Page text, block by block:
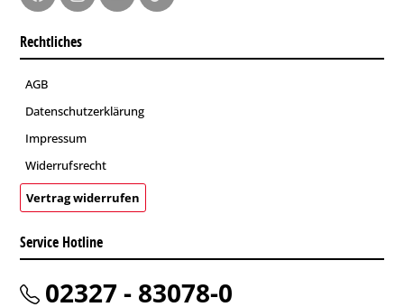
Rechtliches
AGB
Datenschutzerklärung
Impressum
Widerrufsrecht
Vertrag widerrufen
Service Hotline
02327 - 83078-0